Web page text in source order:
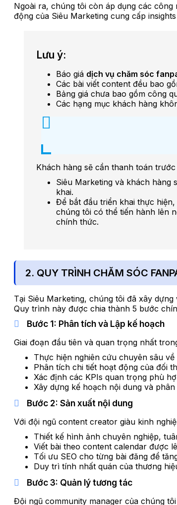
Ngoài ra, chúng tôi còn áp dụng các
động của Siêu Marketing cung cấp
Lưu ý:
Báo giá dịch vụ chăm sóc
Các bài viết content đều bao
Bảng giá chưa bao gồm công
Các hạng mục khách hàng
Khách hàng sẽ cần thanh toán
Siêu Marketing và khách hàng
khai.
Để bắt đầu triển khai thực
chúng tôi có thể tiến hành lên
chính thức.
2. QUY TRÌNH CHĂM SÓC
Tại Siêu Marketing, chúng tôi đã xây
Quy trình này được chia thành 5 bước
Bước 1: Phân tích và Lập kế hoạch
Giai đoạn đầu tiên và quan trọng nhất
Thực hiện nghiên cứu chuyên sâu
Phân tích chi tiết hoạt động của đối
Xác định các KPIs quan trọng phù
Xây dựng kế hoạch nội dung và
Bước 2: Sản xuất nội dung
Với đội ngũ content creator giàu kinh
Thiết kế hình ảnh chuyên nghiệp,
Viết bài theo content calendar được
Tối ưu SEO cho từng bài đăng để
Duy trì tính nhất quán của thương
Bước 3: Quản lý tương tác
Đội ngũ community manager của chúng